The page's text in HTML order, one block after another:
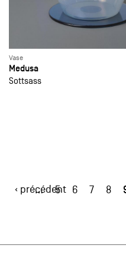
Vase
Medusa
Sottsass
‹ précédent
… 5 6 7 8